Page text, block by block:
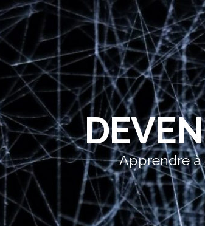
Apprendre à